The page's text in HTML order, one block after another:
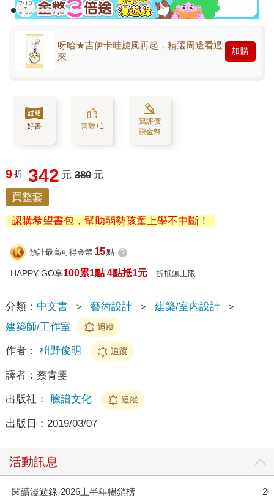
呀哈★吉伊卡哇旋風再起，精選周邊看過
來
加購
好書 喜歡+1
寫評價
賺金幣
9 折 342 元 380 元
買整套
認購希望書包，幫助弱勢孩童上學不中斷！
預計最高可得金幣 15點 ?
HAPPY GO享100累1點 4點抵1元 折抵無上限
分類： 中文書 ＞ 藝術設計 ＞ 建築/室內設計
＞
建築師/工作室
追蹤
作者： 枡野俊明 追蹤
譯者： 蔡青雯
出版社： 臉譜文化 追蹤
出版日： 2019/03/07
活動訊息
閱讀漫遊錄-2026上半年暢銷榜